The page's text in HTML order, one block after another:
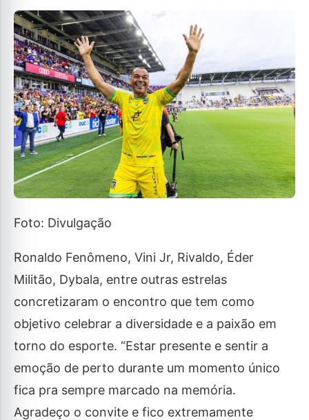
Foto: Divulgação
Ronaldo Fenômeno, Vini Jr, Rivaldo, Éder
Militão, Dybala, entre outras estrelas
concretizaram o encontro que tem como
objetivo celebrar a diversidade e a paixão em
torno do esporte. “Estar presente e sentir a
emoção de perto durante um momento único
fica pra sempre marcado na memória.
Agradeço o convite e fico extremamente